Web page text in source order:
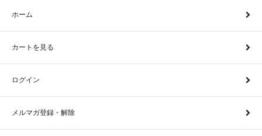
ホーム
カートを見る
ログイン
メルマガ登録・解除